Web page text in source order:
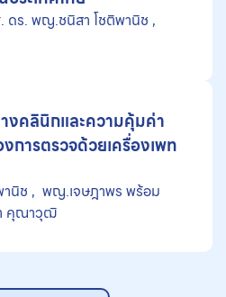
ดร. พญ.ชนิสา โชติพานิช
งคลินิกและความคุ้มค่า
การตรวจด้วยเครื่องเพท
นิช
คุณาวุฒิ